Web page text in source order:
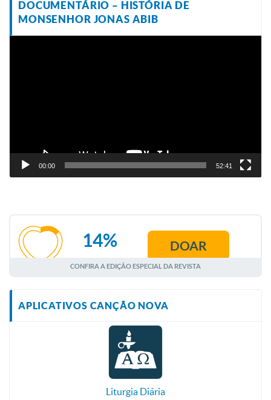
DOCUMENTÁRIO – HISTÓRIA DE
MONSENHOR JONAS ABIB
00:00 52:41
AGOSTO
14% DOAR
CONFIRA A EDIÇÃO ESPECIAL DA REVISTA
APLICATIVOS CANÇÃO NOVA
Liturgia Diária